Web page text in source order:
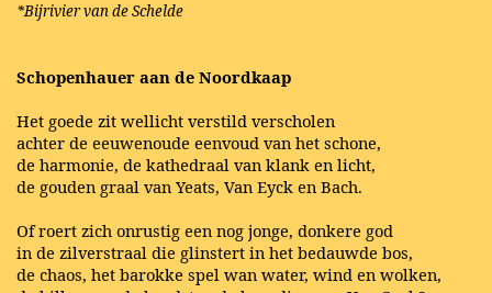
*Bijrivier van de Schelde
Schopenhauer aan de Noordkaap
Het goede zit wellicht verstild verscholen
achter de eeuwenoude eenvoud van het schone,
de harmonie, de kathedraal van klank en licht,
de gouden graal van Yeats, Van Eyck en Bach.
Of roert zich onrustig een nog jonge, donkere god
in de zilverstraal die glinstert in het bedauwde bos,
de chaos, het barokke spel wan water, wind en wolken,